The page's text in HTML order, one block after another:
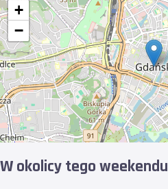
+
−
W okolicy tego weekendu